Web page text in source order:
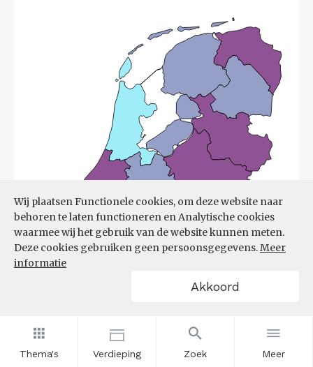
Thema's Verdieping Zoek Meer
Wij plaatsen Functionele cookies, om deze website naar
behoren te laten functioneren en Analytische cookies
waarmee wij het gebruik van de website kunnen meten.
Deze cookies gebruiken geen persoonsgegevens.Meer
informatie
Akkoord
Bron:UWV (08-06-2026)